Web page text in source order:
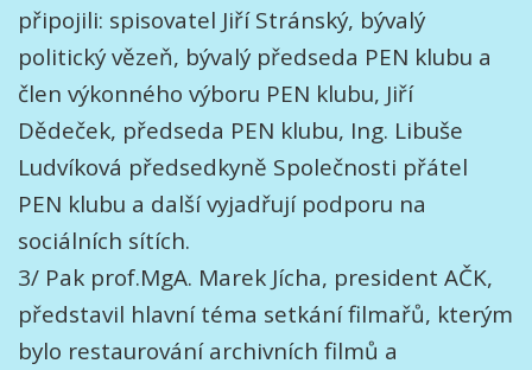
připojili: spisovatel Jiří Stránský, bývalý
politický vězeň, bývalý předseda PEN klubu a
člen výkonného výboru PEN klubu, Jiří
Dědeček, předseda PEN klubu, Ing. Libuše
Ludvíková předsedkyně Společnosti přátel
PEN klubu a další vyjadřují podporu na
sociálních sítích.
3/ Pak prof.MgA. Marek Jícha, president AČK,
představil hlavní téma setkání filmařů, kterým
bylo restaurování archivních filmů a